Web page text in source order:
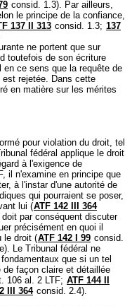
consid. 1.3). Par ailleurs,
le principe de la confiance,
137 II 313 consid. 1.3; 137
ne portent que sur
toutefois de son écriture
ce sens que la requête de
rejetée. Dans cette
en matière sur les mérites
pour violation du droit, tel
fédéral applique le droit
à l'exigence de
, il n'examine en principe que
à l'instar d'une autorité de
qui pourraient se poser,
lui (ATF 142 III 364
par conséquent discuter
précisément en quoi il
le droit (ATF 142 I 99 consid.
Le Tribunal fédéral ne
que si un tel
façon claire et détaillée
106 al. 2 LTF; ATF 144 II
III 364 consid. 2.4).